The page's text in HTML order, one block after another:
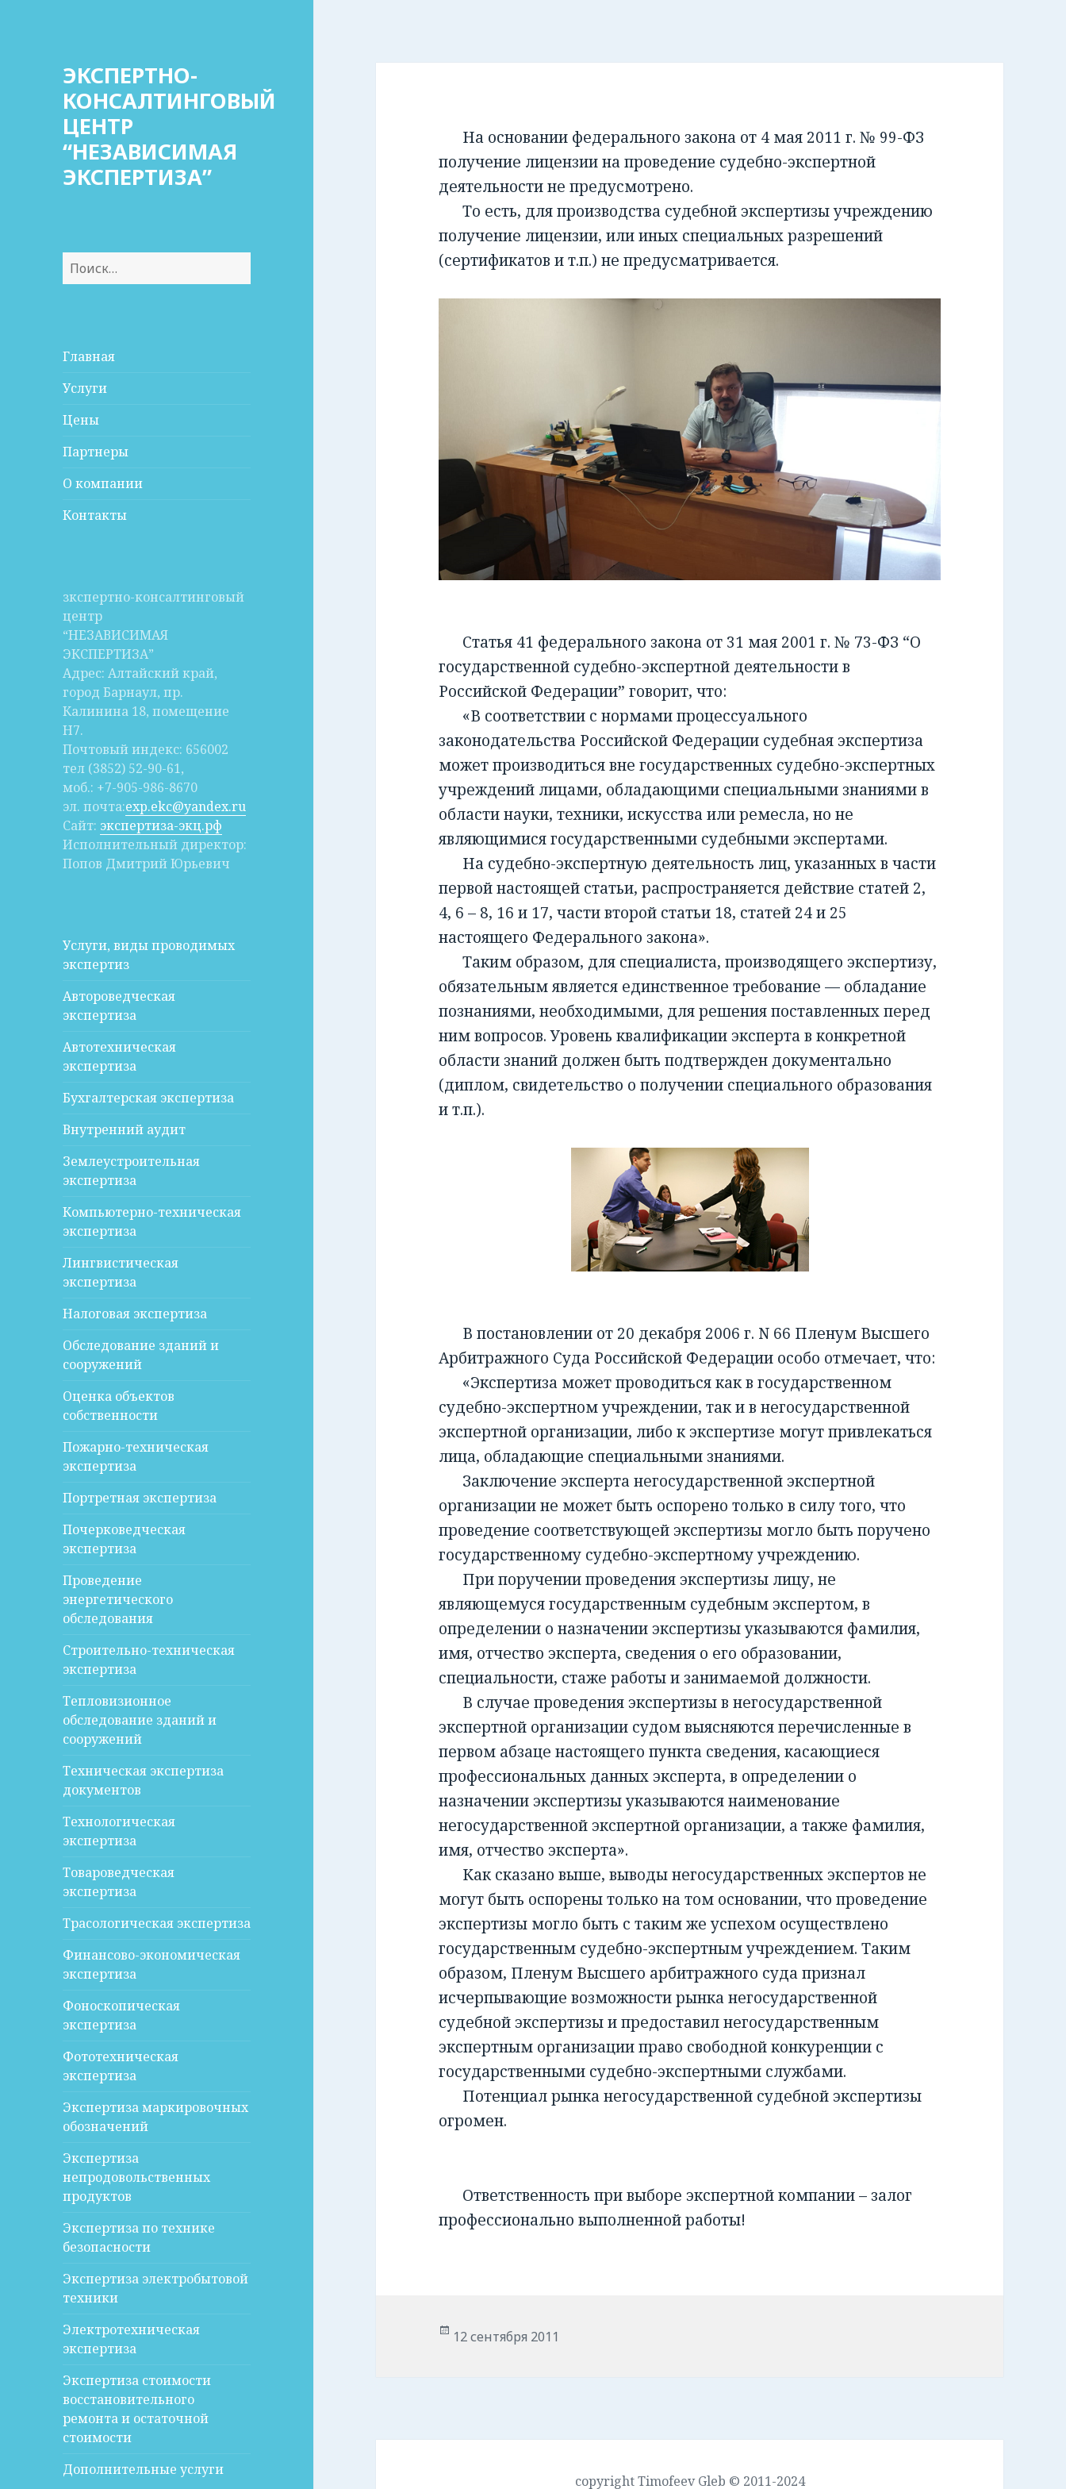
ЭКСПЕРТНО-
КОНСАЛТИНГОВЫЙ
ЦЕНТР
“НЕЗАВИСИМАЯ
ЭКСПЕРТИЗА”
Найти:
Главная
Услуги
Цены
Партнеры
О компании
Контакты
зкспертно-консалтинговый
центр
“НЕЗАВИСИМАЯ
ЭКСПЕРТИЗА”
Адрес: Алтайский край,
город Барнаул, пр.
Калинина 18, помещение
Н7.
Почтовый индекс: 656002
тел (3852) 52-90-61,
моб.: +7-905-986-8670
эл. почта:exp.ekc@yandex.ru
Сайт: экспертиза-экц.рф
Исполнительный директор:
Попов Дмитрий Юрьевич
Услуги, виды проводимых
экспертиз
Автороведческая
экспертиза
Автотехническая
экспертиза
Бухгалтерская экспертиза
Внутренний аудит
Землеустроительная
экспертиза
Компьютерно-техническая
экспертиза
Лингвистическая
экспертиза
Налоговая экспертиза
Обследование зданий и
сооружений
Оценка объектов
собственности
Пожарно-техническая
экспертиза
Портретная экспертиза
Почерковедческая
экспертиза
Проведение
энергетического
обследования
Строительно-техническая
экспертиза
Тепловизионное
обследование зданий и
сооружений
Техническая экспертиза
документов
Технологическая
экспертиза
Товароведческая
экспертиза
Трасологическая экспертиза
Финансово-экономическая
экспертиза
Фоноскопическая
экспертиза
Фототехническая
экспертиза
Экспертиза маркировочных
обозначений
Экспертиза
непродовольственных
продуктов
Экспертиза по технике
безопасности
Экспертиза электробытовой
техники
Электротехническая
экспертиза
Экспертиза стоимости
восстановительного
ремонта и остаточной
стоимости
Дополнительные услуги
На основании федерального закона от 4 мая 2011 г. № 99-ФЗ
получение лицензии на проведение судебно-экспертной
деятельности не предусмотрено.
То есть, для производства судебной экспертизы учреждению
получение лицензии, или иных специальных разрешений
(сертификатов и т.п.) не предусматривается.
Статья 41 федерального закона от 31 мая 2001 г. № 73-ФЗ “О
государственной судебно-экспертной деятельности в
Российской Федерации” говорит, что:
«В соответствии с нормами процессуального
законодательства Российской Федерации судебная экспертиза
может производиться вне государственных судебно-экспертных
учреждений лицами, обладающими специальными знаниями в
области науки, техники, искусства или ремесла, но не
являющимися государственными судебными экспертами.
На судебно-экспертную деятельность лиц, указанных в части
первой настоящей статьи, распространяется действие статей 2,
4, 6 – 8, 16 и 17, части второй статьи 18, статей 24 и 25
настоящего Федерального закона».
Таким образом, для специалиста, производящего экспертизу,
обязательным является единственное требование — обладание
познаниями, необходимыми, для решения поставленных перед
ним вопросов. Уровень квалификации эксперта в конкретной
области знаний должен быть подтвержден документально
(диплом, свидетельство о получении специального образования
и т.п.).
В постановлении от 20 декабря 2006 г. N 66 Пленум Высшего
Арбитражного Суда Российской Федерации особо отмечает, что:
«Экспертиза может проводиться как в государственном
судебно-экспертном учреждении, так и в негосударственной
экспертной организации, либо к экспертизе могут привлекаться
лица, обладающие специальными знаниями.
Заключение эксперта негосударственной экспертной
организации не может быть оспорено только в силу того, что
проведение соответствующей экспертизы могло быть поручено
государственному судебно-экспертному учреждению.
При поручении проведения экспертизы лицу, не
являющемуся государственным судебным экспертом, в
определении о назначении экспертизы указываются фамилия,
имя, отчество эксперта, сведения о его образовании,
специальности, стаже работы и занимаемой должности.
В случае проведения экспертизы в негосударственной
экспертной организации судом выясняются перечисленные в
первом абзаце настоящего пункта сведения, касающиеся
профессиональных данных эксперта, в определении о
назначении экспертизы указываются наименование
негосударственной экспертной организации, а также фамилия,
имя, отчество эксперта».
Как сказано выше, выводы негосударственных экспертов не
могут быть оспорены только на том основании, что проведение
экспертизы могло быть с таким же успехом осуществлено
государственным судебно-экспертным учреждением. Таким
образом, Пленум Высшего арбитражного суда признал
исчерпывающие возможности рынка негосударственной
судебной экспертизы и предоставил негосударственным
экспертным организации право свободной конкуренции с
государственными судебно-экспертными службами.
Потенциал рынка негосударственной судебной экспертизы
огромен.
Ответственность при выборе экспертной компании – залог
профессионально выполненной работы!
Опубликовано
12 сентября 2011
copyright Timofeev Gleb © 2011-2024